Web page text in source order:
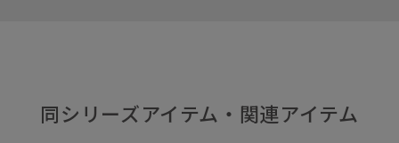
同シリーズアイテム・関連アイテム